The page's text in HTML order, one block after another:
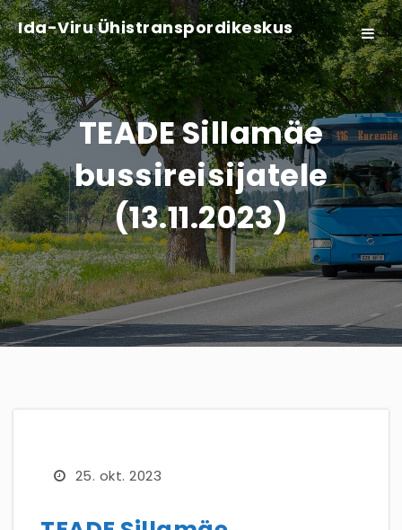
Ida-Viru Ühistranspordikeskus
Toggle
TEADE Sillamäe
bussireisijatele
(13.11.2023)
25. okt. 2023